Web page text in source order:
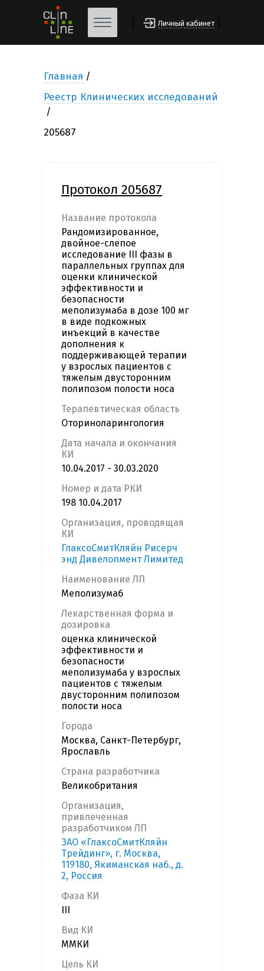
Личный кабинет
Главная
Реестр Клинических исследований
205687
Протокол 205687
Название протокола
Рандомизированное,
двойное-слепое
исследование III фазы в
параллельных группах для
оценки клинической
эффективности и
безопасности
меполизумаба в дозе 100 мг
в виде подкожных
инъекций в качестве
дополнения к
поддерживающей терапии
у взрослых пациентов c
тяжелым двусторонним
полипозом полости носа
Терапевтическая область
Оториноларингология
Дата начала и окончания
КИ
10.04.2017 - 30.03.2020
Номер и дата РКИ
198 10.04.2017
Организация, проводящая
КИ
ГлаксоСмитКляйн Рисерч
энд Дивелопмент Лимитед
Наименование ЛП
Меполизумаб
Лекарственная форма и
дозировка
оценка клинической
эффективности и
безопасности
меполизумаба у взрослых
пациентов c тяжелым
двусторонним полипозом
полости носа
Города
Москва, Санкт-Петербург,
Ярославль
Страна разработчика
Великобритания
Организация,
привлеченная
разработчиком ЛП
ЗАО «ГлаксоСмитКляйн
Трейдинг», г. Москва,
119180, Якиманская наб., д.
2, Россия
Фаза КИ
Вид КИ
ММКИ
Цель КИ